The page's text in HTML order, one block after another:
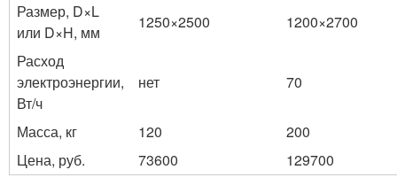
Размер, D×L
или D×H, мм
1250×2500
1200×2700
Расход
электроэнергии,
Вт/ч
нет 70
Масса, кг 120
200
Цена, руб.
73600 129700